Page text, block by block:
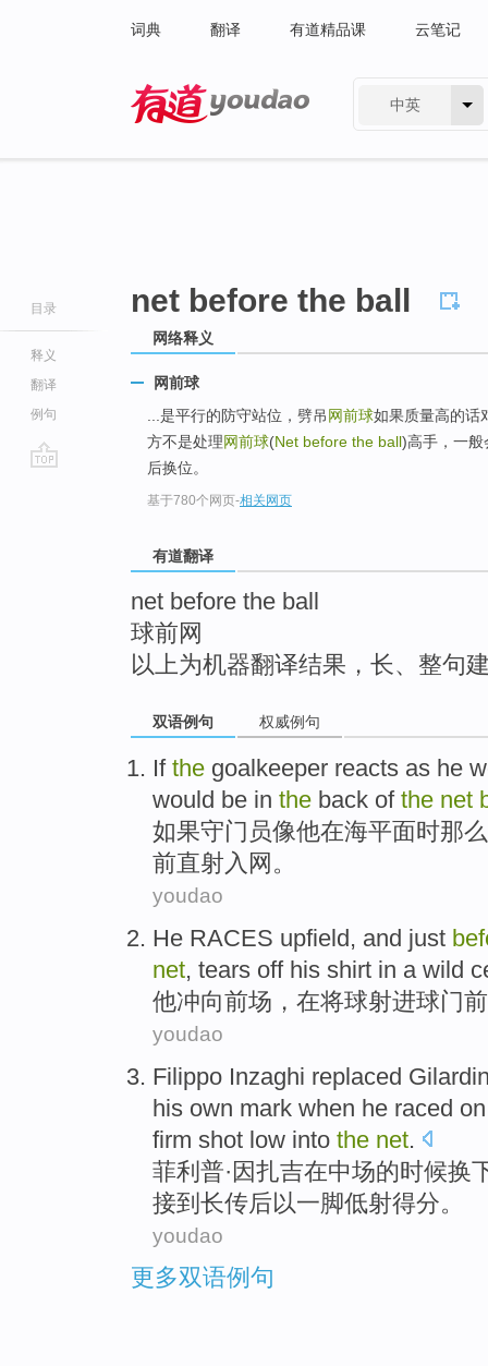
词典 翻译 有道精品课 云笔记
中英
目录
释义
翻译
例句
net before the ball
网络释义
网前球
...是平行的防守站位，劈吊网前球如果质量高的话
方不是处理网前球(Net before the ball)高手，一般
后换位。
基于780个网页-相关网页
有道翻译
net before the ball
球前网
以上为机器翻译结果，长、整句
双语例句 权威例句
If the goalkeeper reacts as he
would be in the back of the net
如果守门员像他在海平面时那
前直射入网。
youdao
He RACES upfield, and just
net, tears off his shirt in a wild
他冲向前场， 在将球射进球门
youdao
Filippo Inzaghi replaced
his own mark when he raced
firm shot low into the net.
菲利普·因扎吉在中场的时候换
接到长传后以一脚低射得分。
youdao
更多双语例句